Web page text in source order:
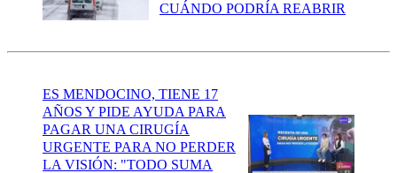
CUÁNDO PODRÍA REABRIR
ES MENDOCINO, TIENE 17
AÑOS Y PIDE AYUDA PARA
PAGAR UNA CIRUGÍA
URGENTE PARA NO PERDER
LA VISIÓN: "TODO SUMA